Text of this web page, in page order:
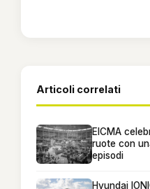
Articoli correlati
EICMA
ruote con
episodi
Hyundai